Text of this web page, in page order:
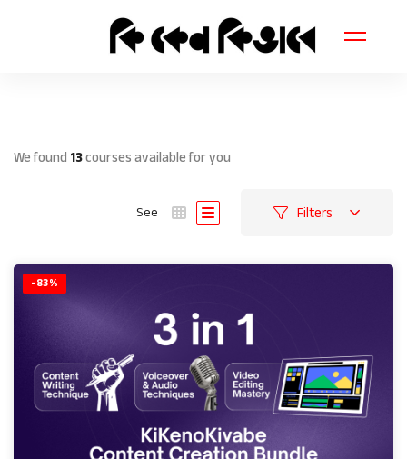
We found13courses available for you
See Filters
-83%